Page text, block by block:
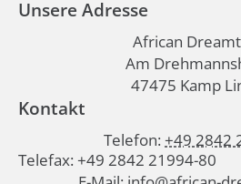
Unsere Adresse
African
Am
47475 Kamp
Kontakt
Telefon: +49 2842
Telefax: +49 2842 21994-80